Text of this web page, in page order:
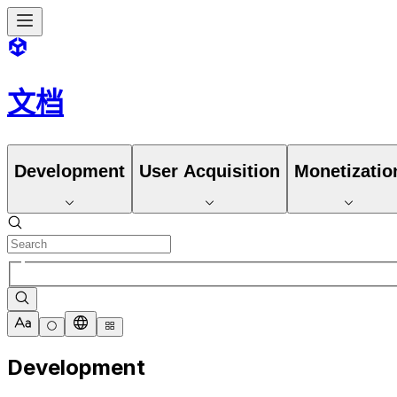
文档
Development User Acquisition
Development